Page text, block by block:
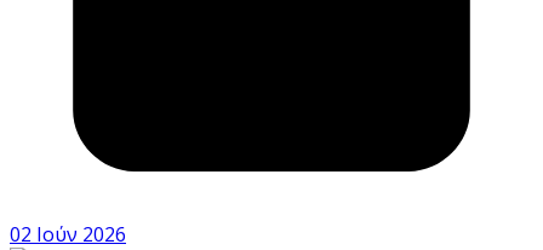
02 Ιούν 2026